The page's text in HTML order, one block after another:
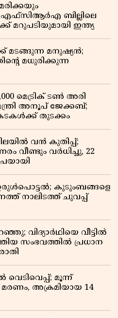
എഫ്സിആർഎ ബില്ലിലെ
ഇന്ത്യ
മടങ്ങുന്ന മനുഷ്യൻ;
മധുരിക്കുന്ന
മെട്രിക് ടൺ അരി
അനൂപ് ജേക്കബ്;
തുടക്കം
വൻ കുതിപ്പ്;
വീണ്ടും വർധിച്ചു, 22
കുടുംബങ്ങളെ
നാലിടത്ത് ചുവപ്പ്
വിദ്യാർഥിയെ വീട്ടിൽ
സംഭവത്തിൽ പ്രധാന
മൂന്ന്
മരണം, അക്രമിയായ 14